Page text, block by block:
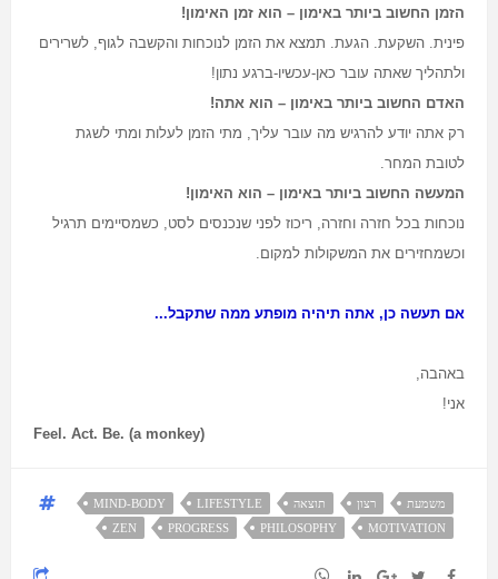
הזמן החשוב ביותר באימון – הוא זמן האימון!
פינית. השקעת. הגעת. תמצא את הזמן לנוכחות והקשבה לגוף, לשרירים
ולתהליך שאתה עובר כאן-עכשיו-ברגע נתון!
האדם החשוב ביותר באימון – הוא אתה!
רק אתה יודע להרגיש מה עובר עליך, מתי הזמן לעלות ומתי לשגת
לטובת המחר.
המעשה החשוב ביותר באימון – הוא האימון!
נוכחות בכל חזרה וחזרה, ריכוז לפני שנכנסים לסט, כשמסיימים תרגיל
וכשמחזירים את המשקולות למקום.
אם תעשה כן, אתה תיהיה מופתע ממה שתקבל...
באהבה,
אני!
Feel. Act. Be. (a monkey)
משמעת רצון תוצאה LIFESTYLE
MIND-BODY
MOTIVATION
PHILOSOPHY
PROGRESS
ZEN